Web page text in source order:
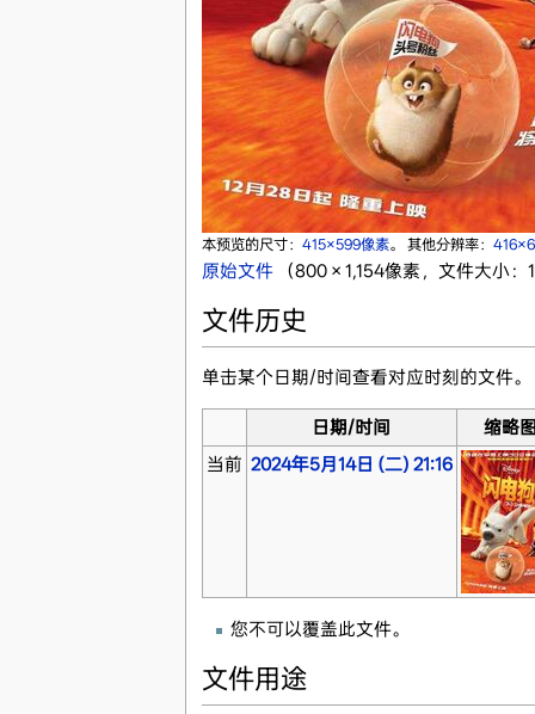
本预览的尺寸： 415×599像素。 其他分辨率：
原始文件‎ （800 × 1,154像素，文件大小
文件历史
单击某个日期/时间查看对应时刻的文件。
日期/时间
缩略
当前 2024年5月14日 (二) 21:16
您不可以覆盖此文件。
文件用途